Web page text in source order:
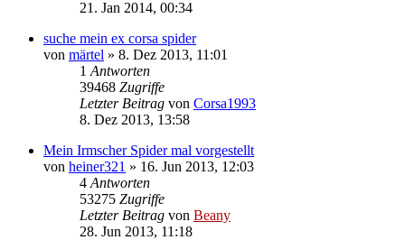
21. Jan 2014, 00:34
suche mein ex corsa spider
von märtel » 8. Dez 2013, 11:01
1 Antworten
39468 Zugriffe
Letzter Beitrag von Corsa1993
8. Dez 2013, 13:58
Mein Irmscher Spider mal vorgestellt
von heiner321 » 16. Jun 2013, 12:03
4 Antworten
53275 Zugriffe
Letzter Beitrag von Beany
28. Jun 2013, 11:18